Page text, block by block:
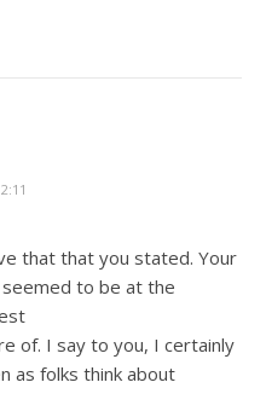
that that you stated. Your
to be at the
of. I say to you, I certainly
as folks think about